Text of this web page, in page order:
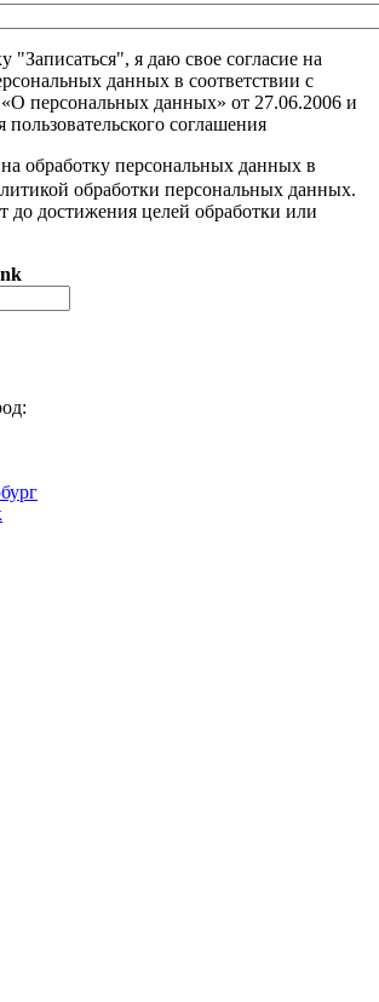
я даю свое согласие на
данных в соответствии с
персональных данных» от 27.06.2006 и
соглашения
обработку персональных данных в
обработки персональных данных.
до достижения целей обработки или